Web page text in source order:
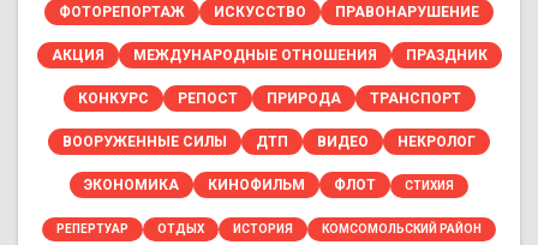
ФОТОРЕПОРТАЖ ИСКУССТВО ПРАВОНАРУШЕНИЕ
АКЦИЯ МЕЖДУНАРОДНЫЕ ОТНОШЕНИЯ ПРАЗДНИК
КОНКУРС РЕПОСТ ПРИРОДА ТРАНСПОРТ
ВООРУЖЕННЫЕ СИЛЫ ДТП ВИДЕО НЕКРОЛОГ
ЭКОНОМИКА КИНОФИЛЬМ ФЛОТ СТИХИЯ
РЕПЕРТУАР ОТДЫХ ИСТОРИЯ КОМСОМОЛЬСКИЙ РАЙОН